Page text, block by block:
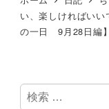
い、楽しければい
の一日 9月28日編】
検